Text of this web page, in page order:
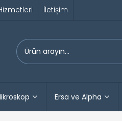
İletişim
Ersa ve Alpha